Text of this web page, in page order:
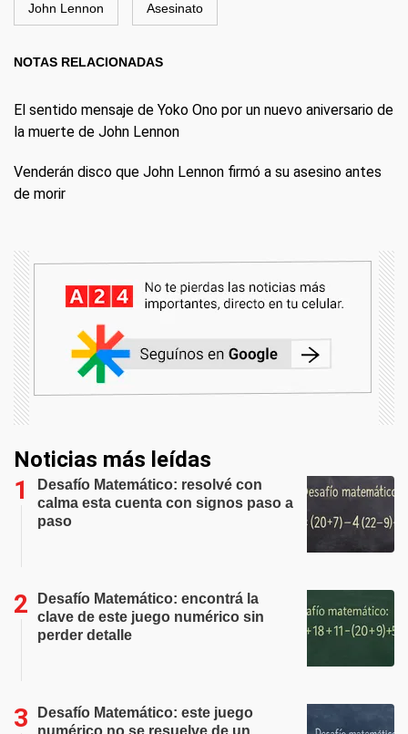
John Lennon Asesinato
NOTAS RELACIONADAS
El sentido mensaje de Yoko Ono por un nuevo aniversario de
la muerte de John Lennon
Venderán disco que John Lennon firmó a su asesino antes
de morir
Noticias más leídas
Desafío Matemático: resolvé con
calma esta cuenta con signos paso a
paso
Desafío Matemático: encontrá la
clave de este juego numérico sin
perder detalle
Desafío Matemático: este juego